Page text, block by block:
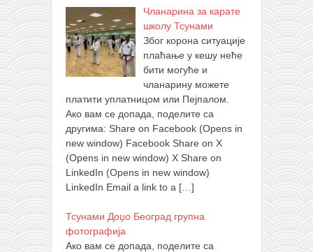
Чланарина за карате
школу Тсунами
Због корона ситуације
плаћање у кешу неће
бити могуће и
чланарину можете
платити уплатницом или Пејпалом.
Ако вам се допада, поделите са
другима: Share on Facebook (Opens in
new window) Facebook Share on X
(Opens in new window) X Share on
LinkedIn (Opens in new window)
LinkedIn Email a link to a […]
Тсунами Доџо Београд групна
фотографија
Ако вам се допада, поделите са